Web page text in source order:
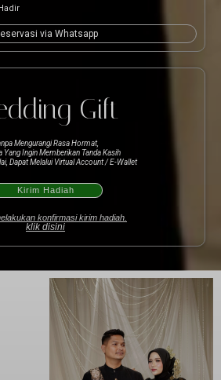
via Whatsapp
Gift
Mengurangi Rasa Hormat,
Yang Ingin Memberikan Tanda Kasih
Dapat Melalui Virtual Account / E-Wallet
Kirim Hadiah
konfirmasi kirim hadiah.
klik disini